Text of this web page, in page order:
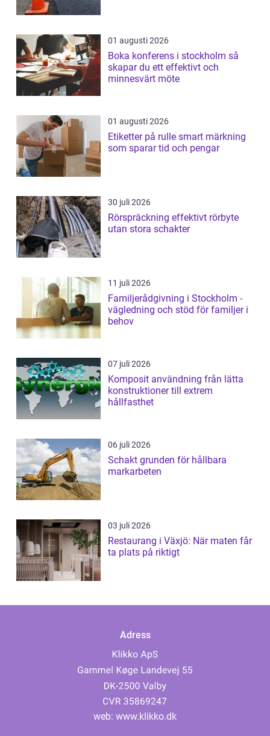
01 augusti 2026
Boka konferens i stockholm så
skapar du ett effektivt och
minnesvärt möte
01 augusti 2026
Etiketter på rulle smart märkning
som sparar tid och pengar
30 juli 2026
Rörspräckning effektivt rörbyte
utan stora schakter
11 juli 2026
Familjerådgivning i Stockholm -
vägledning och stöd för familjer i
behov
07 juli 2026
Komposit användning från lätta
konstruktioner till extrem
hållfasthet
06 juli 2026
Schakt grunden för hållbara
markarbeten
03 juli 2026
Restaurang i Växjö: När maten får
ta plats på riktigt
Adress
web: www.klikko.dk